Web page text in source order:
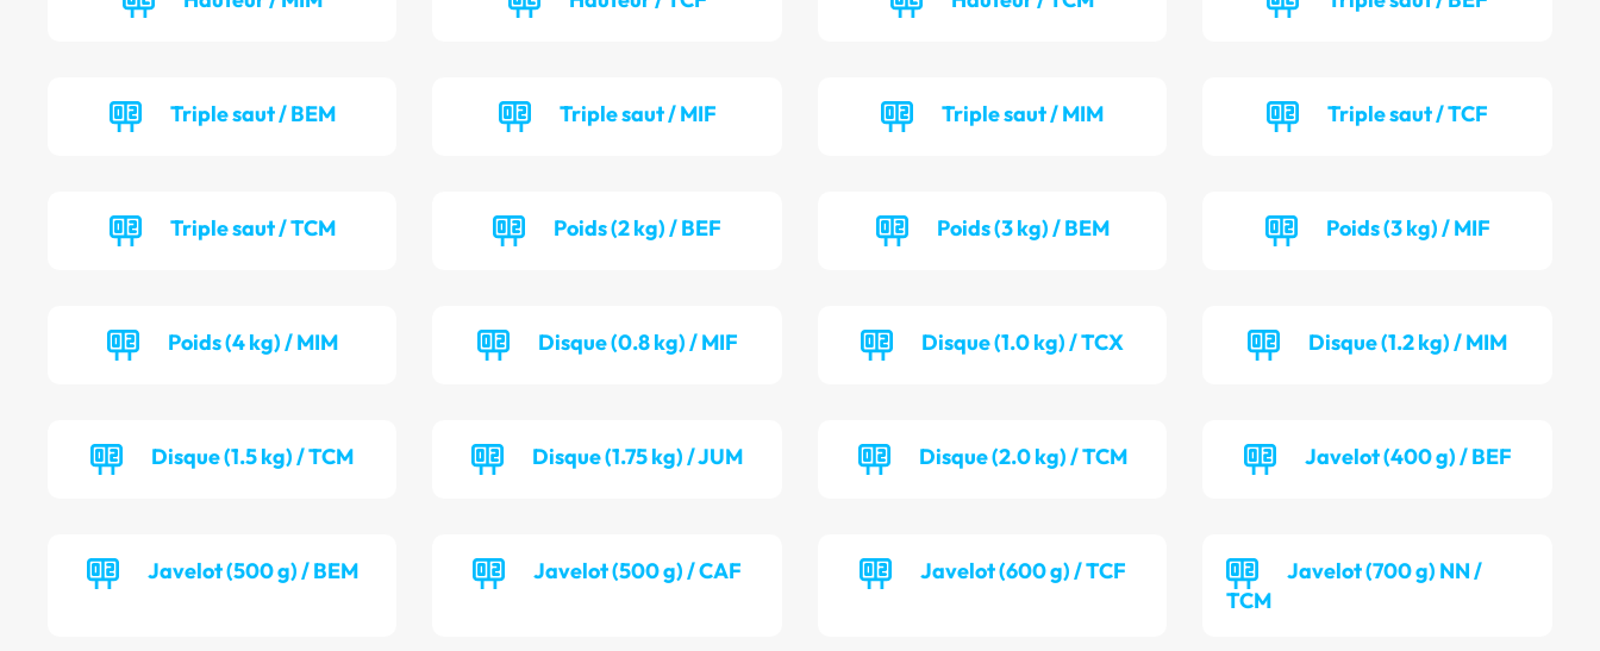
Triple saut / BEM Triple saut / MIF Triple saut / MIM Triple saut / TCF
Triple saut / TCM Poids (2 kg) / BEF Poids (3 kg) / BEM Poids (3 kg) / MIF
Poids (4 kg) / MIM Disque (0.8 kg) / MIF Disque (1.0 kg) / TCX Disque (1.2 kg) / MIM
Disque (1.5 kg) / TCM Disque (1.75 kg) / JUM Disque (2.0 kg) / TCM Javelot (400 g) / BEF
Javelot (500 g) / BEM Javelot (500 g) / CAF Javelot (600 g) / TCF
Javelot (700 g) NN /
TCM